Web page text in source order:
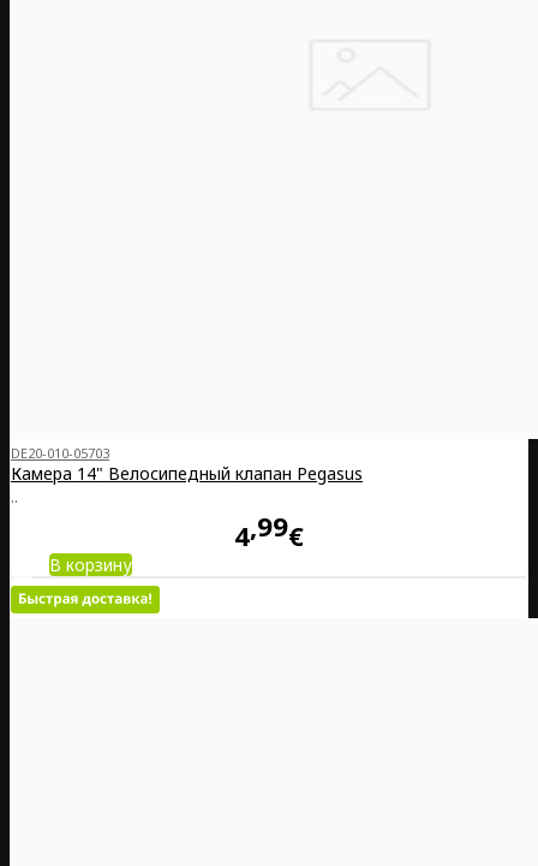
DE20-010-05703
Камера 14" Велосипедный клапан Pegasus
..
4 99€
В корзину